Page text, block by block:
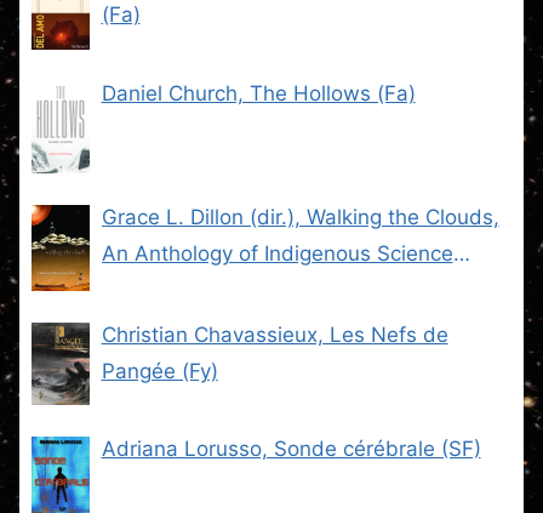
(Fa)
Daniel Church, The Hollows (Fa)
Grace L. Dillon (dir.), Walking the Clouds,
An Anthology of Indigenous Science
Christian Chavassieux, Les Nefs de
Pangée (Fy)
Adriana Lorusso, Sonde cérébrale (SF)